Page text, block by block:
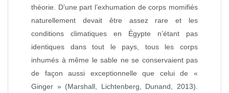
théorie. D’une part l’exhumation de corps momifiés
naturellement devait être assez rare et les
conditions climatiques en Égypte n’étant pas
identiques dans tout le pays, tous les corps
inhumés à même le sable ne se conservaient pas
de façon aussi exceptionnelle que celui de «
Ginger » (Marshall, Lichtenberg, Dunand, 2013).